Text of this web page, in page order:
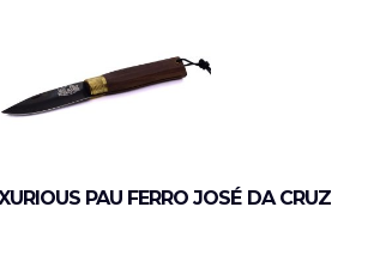
PAU FERRO JOSÉ DA CRUZ